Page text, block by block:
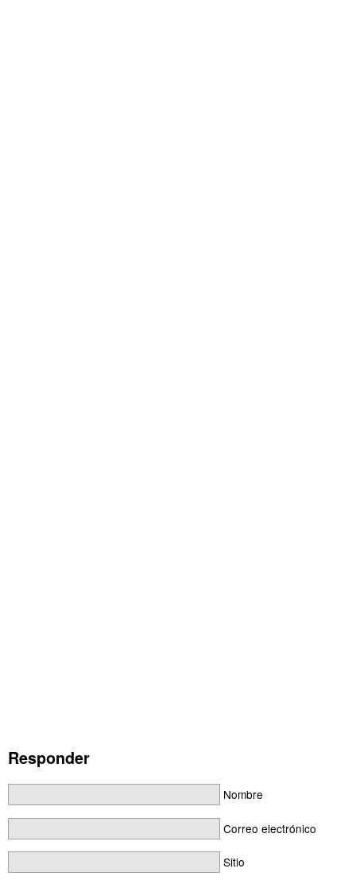
Responder
Nombre
Correo electrónico
Sitio